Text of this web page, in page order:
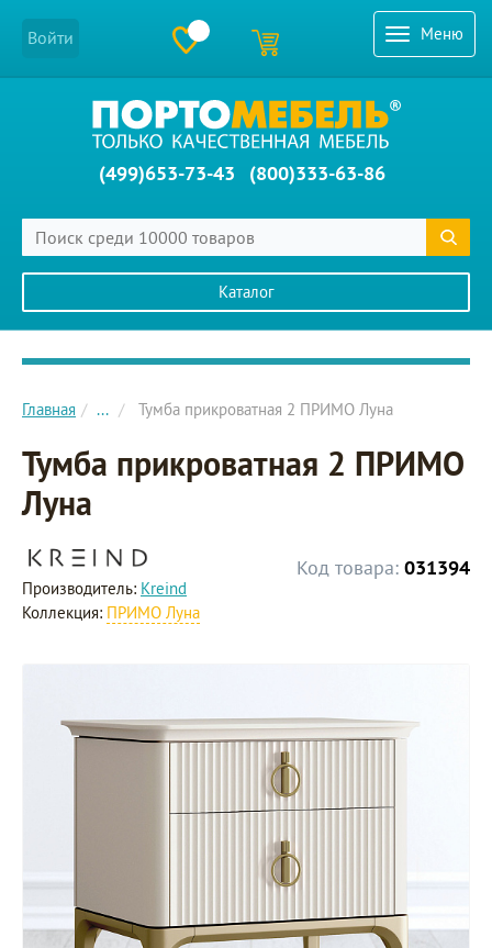
Меню
Войти
(499)653-73-43 (800)333-63-86
Каталог
Главное меню сайта
Главная ... Тумба прикроватная 2 ПРИМО Луна
Тумба прикроватная 2 ПРИМО
Луна
Код товара: 031394
Производитель: Kreind
Коллекция: ПРИМО Луна